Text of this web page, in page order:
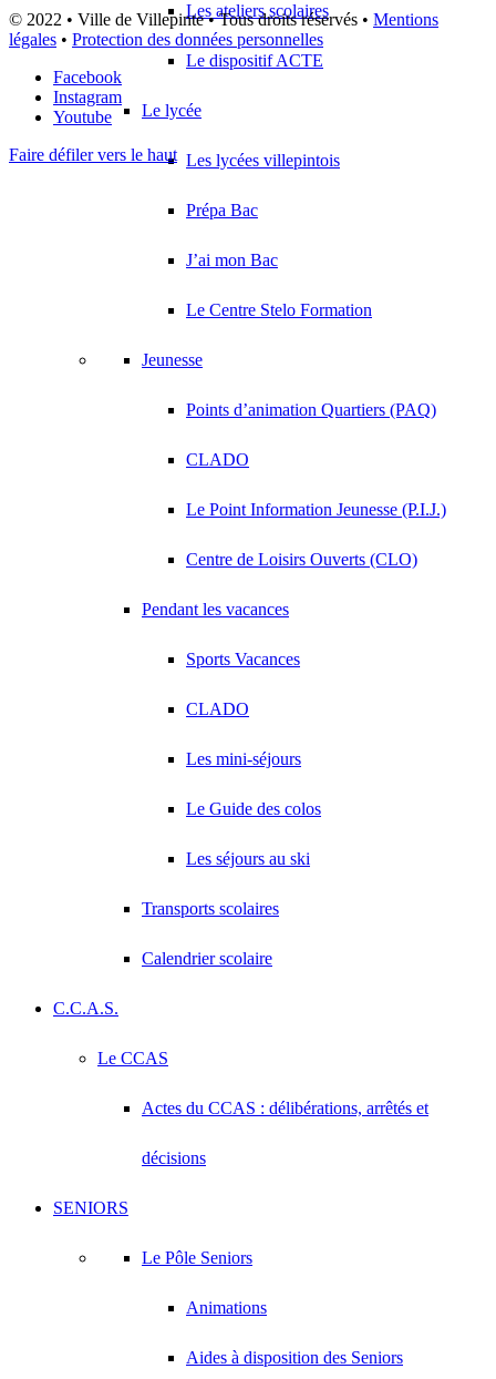
Les ateliers scolaires
Le dispositif ACTE
Le lycée
Les lycées villepintois
Prépa Bac
J’ai mon Bac
Le Centre Stelo Formation
Jeunesse
Points d’animation Quartiers (PAQ)
CLADO
Le Point Information Jeunesse (P.I.J.)
Centre de Loisirs Ouverts (CLO)
Pendant les vacances
Sports Vacances
CLADO
Les mini-séjours
Le Guide des colos
Les séjours au ski
Transports scolaires
Calendrier scolaire
C.C.A.S.
Le CCAS
Actes du CCAS : délibérations, arrêtés et
décisions
SENIORS
Le Pôle Seniors
Animations
Aides à disposition des Seniors
© 2022 • Ville de Villepinte • Tous droits réservés • Mentions
légales • Protection des données personnelles
Facebook
Instagram
Youtube
Faire défiler vers le haut